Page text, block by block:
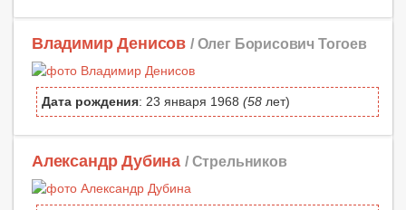
Владимир Денисов / Олег Борисович Тогоев
Дата рождения: 23 января 1968 (58 лет)
Александр Дубина / Стрельников